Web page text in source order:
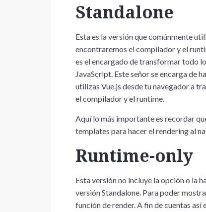
Standalone
Esta es la versión que comúnmente
encontraremos el compilador y el
es el encargado de transformar todo
JavaScript. Este señor se encarga de
utilizas Vue.js desde tu navegador a
el compilador y el runtime.
Aquí lo más importante es recordar
templates para hacer el rendering al
Runtime-only
Esta versión no incluye la opción o la
versión Standalone. Para poder
función de render. A fin de cuentas así